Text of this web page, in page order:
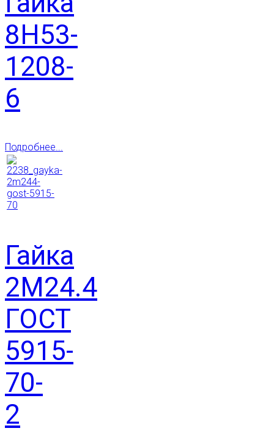
8Н53-
1208-
6
Подробнее...
Гайка
2М24.4
ГОСТ
5915-
70-
2